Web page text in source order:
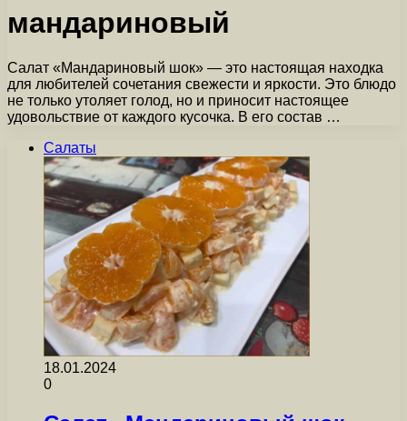
мандариновый
Салат «Мандариновый шок» — это настоящая находка
для любителей сочетания свежести и яркости. Это блюдо
не только утоляет голод, но и приносит настоящее
удовольствие от каждого кусочка. В его состав …
Салаты
18.01.2024
0